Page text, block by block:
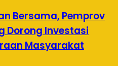
Bersama, Pemprov
Dorong Investasi
Masyarakat